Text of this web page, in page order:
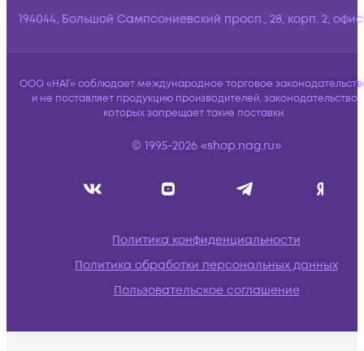
194044, Большой Сампсониевский просп., 28, корп. 2,
ООО «НАГ» соблюдает международное торговое
и не поставляет продукцию производителей, законодательство
которых запрещает такие поставки.
© 1995-2026 «shop.nag.ru»
Политика конфиденциальности
Политика обработки персональных данных
Пользовательское соглашение